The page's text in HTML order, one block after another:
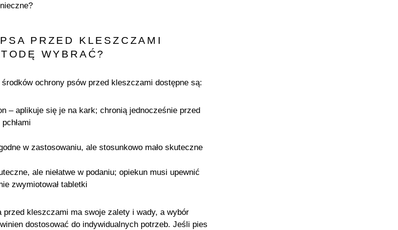
PRZED KLESZCZAMI
WYBRAĆ?
ochrony psów przed kleszczami dostępne są:
– aplikuje się je na kark; chronią jednocześnie przed
w zastosowaniu, ale stosunkowo mało skuteczne
ale niełatwe w podaniu; opiekun musi upewnić
zwymiotował tabletki
przed kleszczami ma swoje zalety i wady, a wybór
dostosować do indywidualnych potrzeb. Jeśli pies